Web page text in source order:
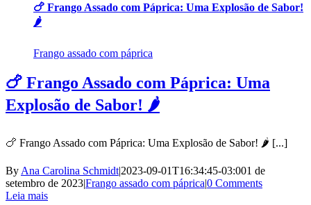
🍗 Frango Assado com Páprica: Uma Explosão de Sabor!
🌶️
Frango assado com páprica
🍗 Frango Assado com Páprica: Uma
Explosão de Sabor! 🌶️
🍗 Frango Assado com Páprica: Uma Explosão de Sabor! 🌶️ [...]
By Ana Carolina Schmidt|2023-09-01T16:34:45-03:001 de
setembro de 2023|Frango assado com páprica|0 Comments
Leia mais